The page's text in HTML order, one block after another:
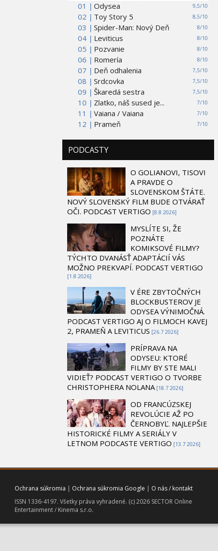
01 | 9,5/10
Odysea
02 |
8,5/10
Toy Story 5
03 |
8/10
Spider-Man: Nový Deň
04 |
8/10
Leviticus
05 |
8/10
Pozvanie
06 |
8/10
Romería
07 |
7,5/10
Deň odhalenia
08 |
7,5/10
Srdcovka
09 |
7,5/10
Škaredá sestra
10 |
7/10
Zlatko, náš sused je...
11 |
7/10
Vaiana / Vaiana
12 |
7/10
Prameň
PODCASTY
O GOLIANOVI, TISOVI
A PRAVDE O
SLOVENSKOM ŠTÁTE.
NOVÝ SLOVENSKÝ FILM BUDE OTVÁRAŤ
OČI. PODCAST VERTIGO [8.8 2026]
MYSLÍTE SI, ŽE
POZNÁTE
KOMIKSOVÉ FILMY?
TÝCHTO DVANÁSŤ ADAPTÁCIÍ VÁS
MOŽNO PREKVAPÍ. PODCAST VERTIGO
[1.8 2026]
V ÉRE ZBYTOČNÝCH
BLOCKBUSTEROV JE
ODYSEA VÝNIMOČNÁ.
PODCAST VERTIGO AJ O FILMOCH KAVEJ
2, PRAMEŇ A LEVITICUS [26.7 2026]
PRÍPRAVA NA
ODYSEU: KTORÉ
FILMY BY STE MALI
VIDIEŤ? PODCAST VERTIGO O TVORBE
CHRISTOPHERA NOLANA [18.7 2026]
OD FRANCÚZSKEJ
REVOLÚCIE AŽ PO
ČERNOBYĽ. NAJLEPŠIE
HISTORICKÉ FILMY A SERIÁLY V
LETNOM PODCASTE VERTIGO [13.7 2026]
Ochrana súkromia | Ochrana súkromia Google | O nás / kontakt
ISSN 1336-4197. Všetky práva vyhradené. (c) 2026 SECTOR Online
Entertainment / Kinema s.r.o.